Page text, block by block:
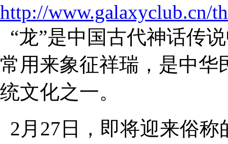
http://www.galaxyclub.cn/
“龙”是中国古代神话传
常用来象征祥瑞，是中华
统文化之一。
2月27日，即将迎来俗